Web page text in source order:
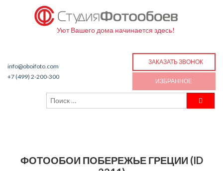
Уют Вашего дома начинается здесь!
info@oboifoto.com
+7 (499) 2-200-300
ЗАКАЗАТЬ ЗВОНОК
ИЗБРАННОЕ
ФОТООБОИ ПОБЕРЕЖЬЕ ГРЕЦИИ (ID